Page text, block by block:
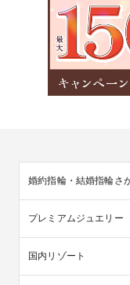
婚約指輪・結婚指輪さ
プレミアムジュエリー
国内リゾート